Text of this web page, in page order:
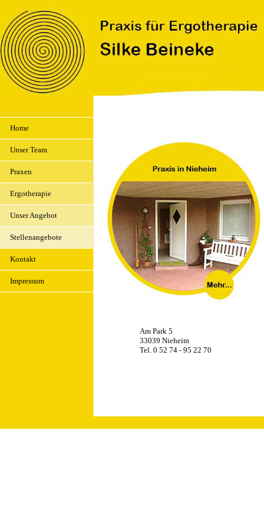
Home
Unser Team
Praxen
Ergotherapie
Unser Angebot
Stellenangebote
Kontakt
Impressum
Am Park 5
33039 Nieheim
Tel. 0 52 74 - 95 22 70